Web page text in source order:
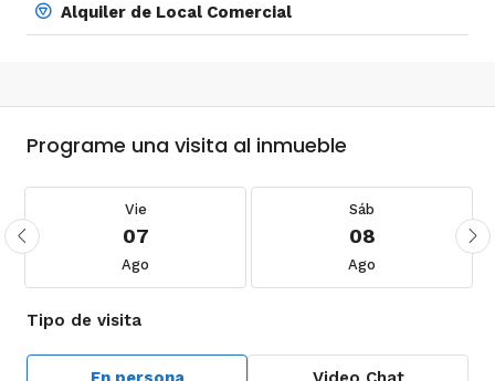
Alquiler de Local Comercial
Programe una visita al inmueble
Vie
07
Ago
Sáb
08
Ago
Tipo de visita